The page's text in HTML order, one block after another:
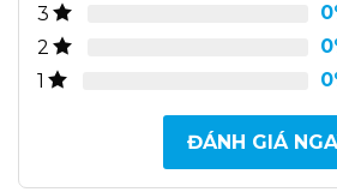
3
2
1
ĐÁNH GIÁ